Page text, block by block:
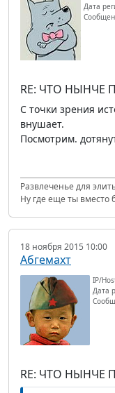
Дата
RE: ЧТО
С точки зрения
внушает.
Посмотрим.
Развлеченье для
Ну где еще ты вместо
18 ноября 2015 10:00
Абгемахт
IP/
Дата
RE: ЧТО